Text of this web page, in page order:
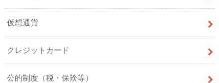
仮想通貨
クレジットカード
公的制度（税・保険等）